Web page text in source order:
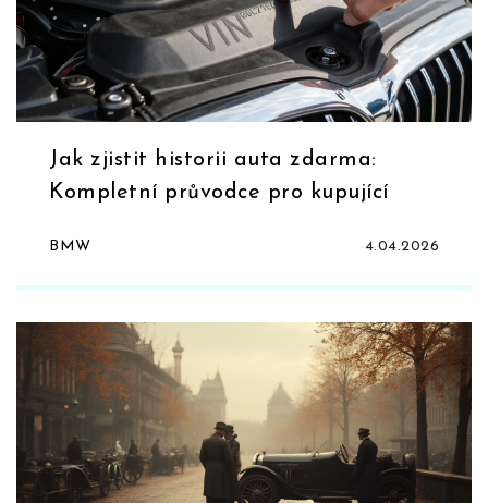
Jak zjistit historii auta zdarma:
Kompletní průvodce pro kupující
BMW 4.04.2026